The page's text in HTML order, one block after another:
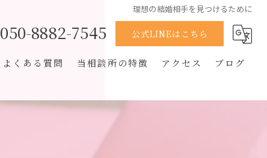
理想の結婚相手を見つけるために
050-8882-7545 公式LINEはこちら
よくある質問 当相談所の特徴
男性
アクセス ブログ
コラム